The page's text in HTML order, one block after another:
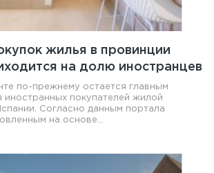
жилья в провинции
на долю иностранцев
по-прежнему остается главным
иностранных покупателей жилой
Согласно данным портала
на основе...